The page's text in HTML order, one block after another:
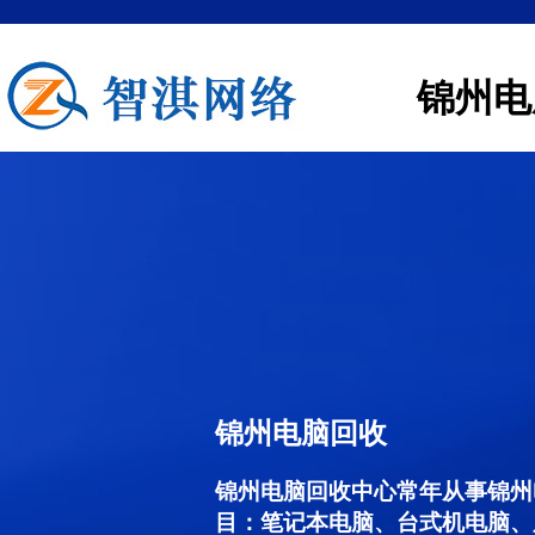
锦州
锦州电脑回收
锦州电脑回收中心常年从事锦
目：笔记本电脑、台式机电脑